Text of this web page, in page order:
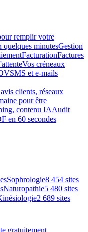
remplir votre
quelques minutesGestion
FacturationFactures
Vos créneaux
SMS et e-mails
clients, réseaux
pour être
contenu IAAudit
en 60 secondes
Sophrologie8 454 sites
Naturopathie5 480 sites
2 689 sites
gratuitement